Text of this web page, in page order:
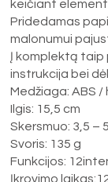
keičiant
Pridedamas
malonumui
Į komplektą taip
instrukcija bei
Medžiaga: ABS
Ilgis: 15,5 cm
Skersmuo: 3,5 –
Svoris: 135 g
Funkcijos:
Įkrovimo